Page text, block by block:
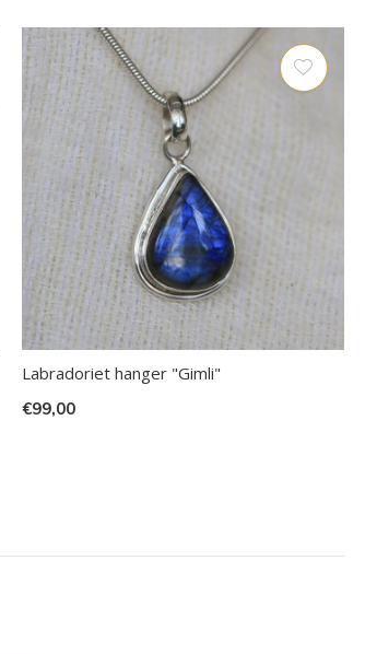
Labradoriet hanger "Gimli"
€99,00